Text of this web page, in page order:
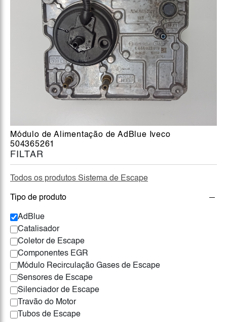
FILTAR
Todos os produtos Sistema de Escape
Tipo de produto
AdBlue
Catalisador
Coletor de Escape
Componentes EGR
Módulo Recirculação Gases de Escape
Sensores de Escape
Silenciador de Escape
Travão do Motor
Tubos de Escape
Módulo de Alimentação de AdBlue Iveco
504365261